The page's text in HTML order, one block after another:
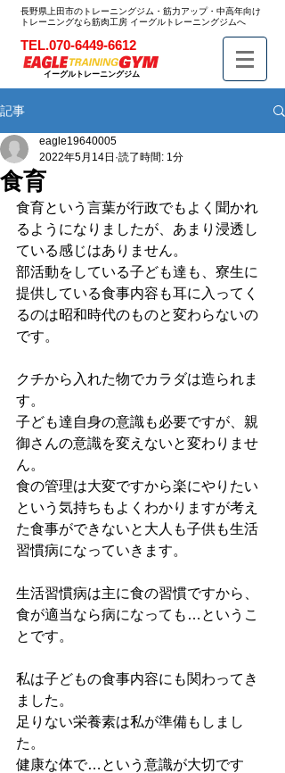
長野県上田市のトレーニングジム・筋力アップ・中高年向け
トレーニングなら筋肉工房 イーグルトレーニングジムへ
TEL.070-6449-6612
イーグルトレーニングジム
記事
食育
eagle19640005
2022年5月14日 読了時間: 1分
食育という言葉が行政でもよく聞かれ
るようになりましたが、あまり浸透し
ている感じはありません。
部活動をしている子ども達も、寮生に
提供している食事内容も耳に入ってく
るのは昭和時代のものと変わらないの
です。
クチから入れた物でカラダは造られま
す。
子ども達自身の意識も必要ですが、親
御さんの意識を変えないと変わりませ
ん。
食の管理は大変ですから楽にやりたい
という気持ちもよくわかりますが考え
た食事ができないと大人も子供も生活
習慣病になっていきます。
生活習慣病は主に食の習慣ですから、
食が適当なら病になっても…というこ
とです。
私は子どもの食事内容にも関わってき
ました。
足りない栄養素は私が準備もしまし
た。
健康な体で…という意識が大切です